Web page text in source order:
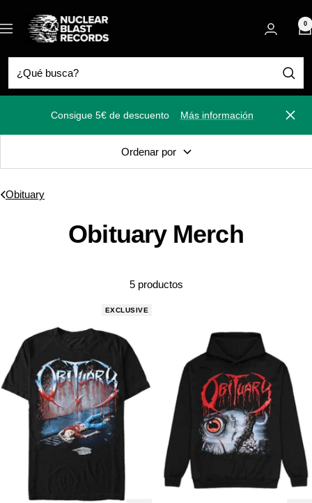
al
contenido
Navigación
Nuclear
Blast
0
Consigue 5€ de descuento Más información
Ordenar por
Obituary
Obituary Merch
5 productos
EXCLUSIVE